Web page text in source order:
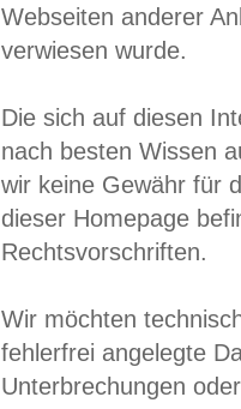
Webseiten anderer
verwiesen wurde.
Die sich auf diesen
nach besten Wissen
wir keine Gewähr für
dieser Homepage
Rechtsvorschriften.
Wir möchten
fehlerfrei angelegte
Unterbrechungen